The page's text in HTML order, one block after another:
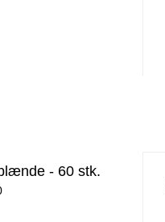
- 60 stk.